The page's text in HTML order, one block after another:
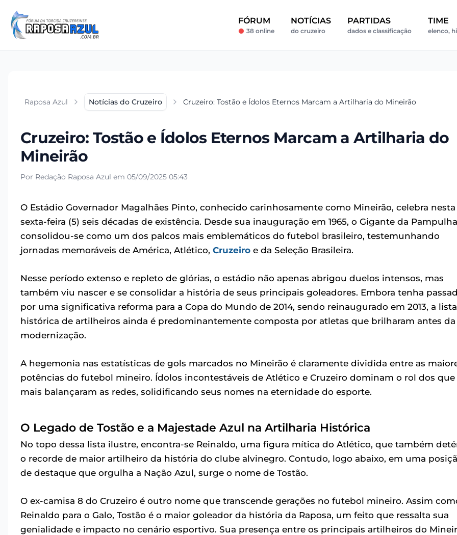
FÓRUM
38 online
NOTÍCIAS
do cruzeiro
PARTIDAS
dados e classificação
TIME
elenco,
Raposa Azul Notícias do Cruzeiro Cruzeiro: Tostão e Ídolos Eternos Marcam a Artilharia do Mineirão
Cruzeiro: Tostão e Ídolos Eternos Marcam a Artilharia do
Mineirão
Por Redação Raposa Azul em 05/09/2025 05:43
O Estádio Governador Magalhães Pinto, conhecido carinhosamente como Mineirão, celebra nesta
sexta-feira (5) seis décadas de existência. Desde sua inauguração em 1965, o Gigante da Pampulha
consolidou-se como um dos palcos mais emblemáticos do futebol brasileiro, testemunhando
jornadas memoráveis de América, Atlético, Cruzeiro e da Seleção Brasileira.
Nesse período extenso e repleto de glórias, o estádio não apenas abrigou duelos intensos, mas
também viu nascer e se consolidar a história de seus principais goleadores. Embora tenha
por uma significativa reforma para a Copa do Mundo de 2014, sendo reinaugurado em 2013, a lista
histórica de artilheiros ainda é predominantemente composta por atletas que brilharam antes da
modernização.
A hegemonia nas estatísticas de gols marcados no Mineirão é claramente dividida entre as
potências do futebol mineiro. Ídolos incontestáveis de Atlético e Cruzeiro dominam o rol dos que
mais balançaram as redes, solidificando seus nomes na eternidade do esporte.
O Legado de Tostão e a Majestade Azul na Artilharia Histórica
No topo dessa lista ilustre, encontra-se Reinaldo, uma figura mítica do Atlético, que também
o recorde de maior artilheiro da história do clube alvinegro. Contudo, logo abaixo, em uma
de destaque que orgulha a Nação Azul, surge o nome de Tostão.
O ex-camisa 8 do Cruzeiro é outro nome que transcende gerações no futebol mineiro. Assim
Reinaldo para o Galo, Tostão é o maior goleador da história da Raposa, um feito que ressalta sua
genialidade e impacto no cenário esportivo. Sua presença entre os principais artilheiros do